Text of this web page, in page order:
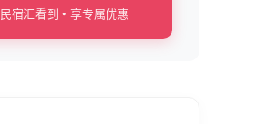
民宿汇看到 • 享专属优惠